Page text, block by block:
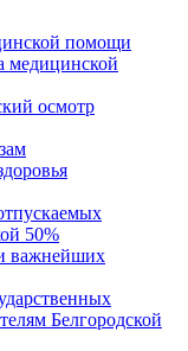
помощи
медицинской
осмотр
50%
важнейших
Белгородской